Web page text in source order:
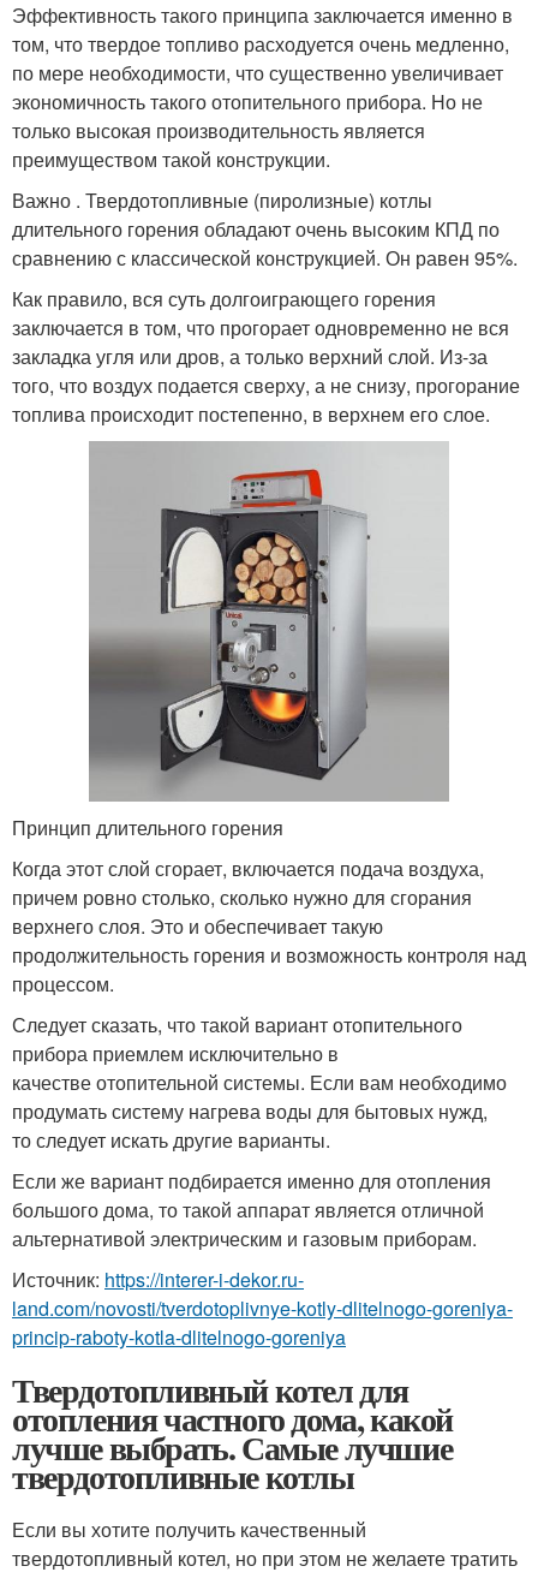
Эффективность такого принципа заключается именно в
том, что твердое топливо расходуется очень медленно,
по мере необходимости, что существенно увеличивает
экономичность такого отопительного прибора. Но не
только высокая производительность является
преимуществом такой конструкции.
Важно . Твердотопливные (пиролизные) котлы
длительного горения обладают очень высоким КПД по
сравнению с классической конструкцией. Он равен 95%.
Как правило, вся суть долгоиграющего горения
заключается в том, что прогорает одновременно не вся
закладка угля или дров, а только верхний слой. Из-за
того, что воздух подается сверху, а не снизу, прогорание
топлива происходит постепенно, в верхнем его слое.
Принцип длительного горения
Когда этот слой сгорает, включается подача воздуха,
причем ровно столько, сколько нужно для сгорания
верхнего слоя. Это и обеспечивает такую
продолжительность горения и возможность контроля над
процессом.
Следует сказать, что такой вариант отопительного
прибора приемлем исключительно в
качестве отопительной системы. Если вам необходимо
продумать систему нагрева воды для бытовых нужд,
то следует искать другие варианты.
Если же вариант подбирается именно для отопления
большого дома, то такой аппарат является отличной
альтернативой электрическим и газовым приборам.
Источник: https://interer-i-dekor.ru-
land.com/novosti/tverdotoplivnye-kotly-dlitelnogo-goreniya-
princip-raboty-kotla-dlitelnogo-goreniya
Твердотопливный котел для
отопления частного дома, какой
лучше выбрать. Самые лучшие
твердотопливные котлы
Если вы хотите получить качественный
твердотопливный котел, но при этом не желаете тратить